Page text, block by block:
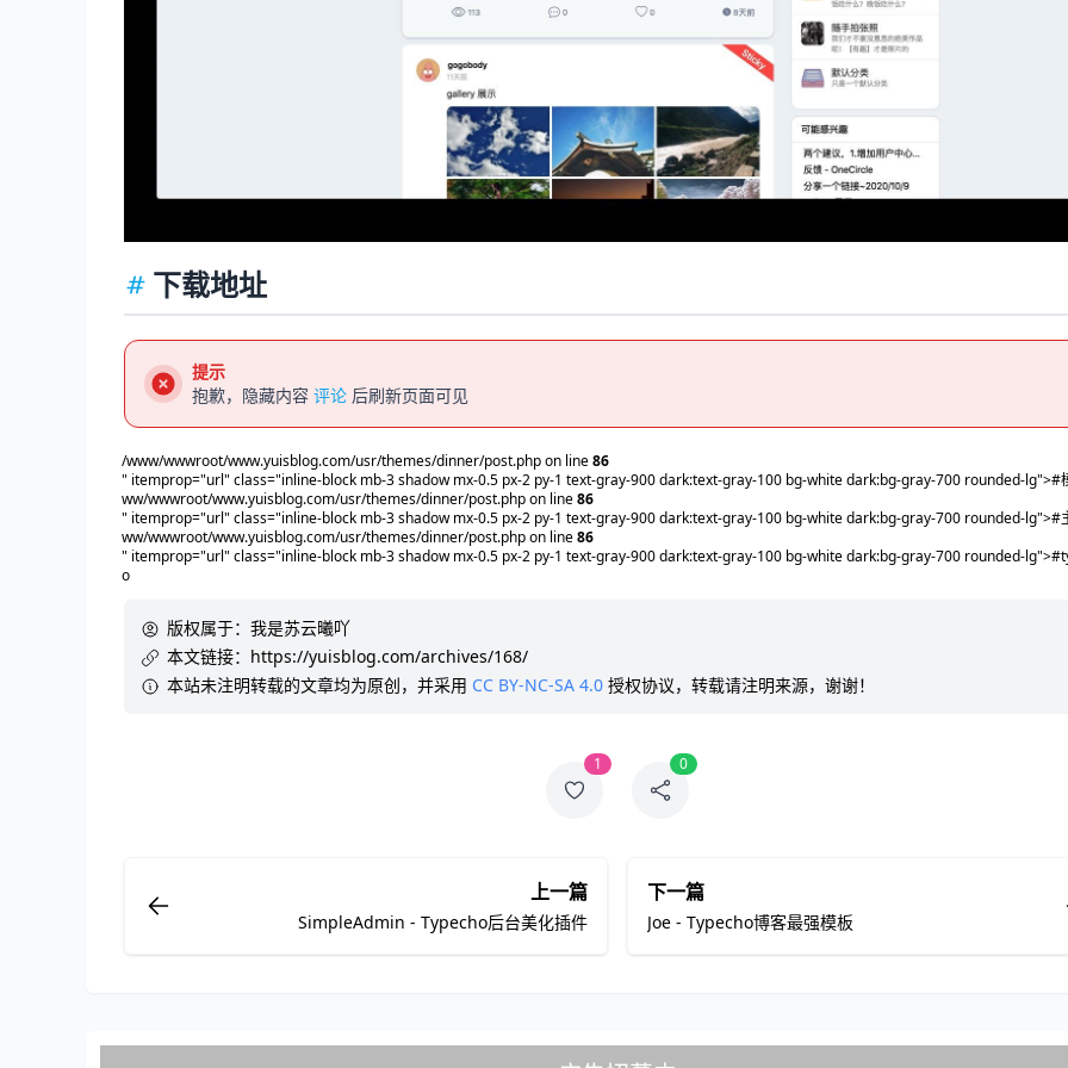
下载地址
提示
抱歉，隐藏内容 评论 后刷新页面可见
/www/wwwroot/www.yuisblog.com/usr/themes/dinner/post.php on line86
" itemprop="url" class="inline-block mb-3 shadow mx-0.5 px-2 py-1 text-gray-900 dark:text-gray-100 bg-white dark:bg-gray-700 rounded-lg">#
ww/wwwroot/www.yuisblog.com/usr/themes/dinner/post.php on line86
" itemprop="url" class="inline-block mb-3 shadow mx-0.5 px-2 py-1 text-gray-900 dark:text-gray-100 bg-white dark:bg-gray-700 rounded-lg">#
ww/wwwroot/www.yuisblog.com/usr/themes/dinner/post.php on line86
" itemprop="url" class="inline-block mb-3 shadow mx-0.5 px-2 py-1 text-gray-900 dark:text-gray-100 bg-white dark:bg-gray-700 rounded-
o
版权属于： 我是苏云曦吖
本文链接： https://yuisblog.com/archives/168/
本站未注明转载的文章均为原创，并采用 CC BY-NC-SA 4.0 授权协议，转载请注明来源，谢谢！
1 0
上一篇
SimpleAdmin - Typecho后台美化插件
下一篇
Joe - Typecho博客最强模板